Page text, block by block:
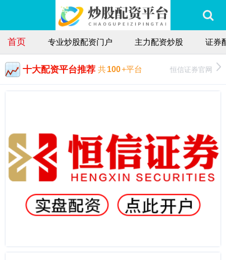
首页 专业炒股配资门户 主力配资炒股 证券
十大配资平台推荐 共100+平台 恒信证券官网